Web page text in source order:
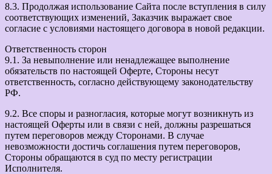
8.3. Продолжая использование Сайта после вступления в силу
соответствующих изменений, Заказчик выражает свое
согласие с условиями настоящего договора в новой редакции.
Ответственность сторон
9.1. За невыполнение или ненадлежащее выполнение
обязательств по настоящей Оферте, Стороны несут
ответственность, согласно действующему законодательству
РФ.
9.2. Все споры и разногласия, которые могут возникнуть из
настоящей Оферты или в связи с ней, должны разрешаться
путем переговоров между Сторонами. В случае
невозможности достичь соглашения путем переговоров,
Стороны обращаются в суд по месту регистрации
Исполнителя.